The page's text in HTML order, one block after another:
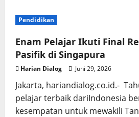
Bupati
Minta
Verifikasi
Ulang
dan
Fasilitasi
Anak
Putus
Sekolah
di
Purwodadi
Pendidikan
Enam Pelajar Ikuti Final
Pasifik di Singapura
Harian Dialog Juni 29, 2026
Jakarta, hariandialog.co.id.-
pelajar terbaik dariIndonesia
kesempatan untuk mewakili